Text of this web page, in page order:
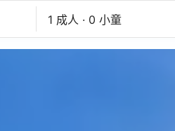
1 成人 · 0 小童